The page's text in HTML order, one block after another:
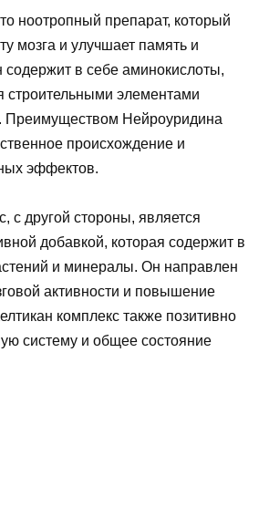
ноотропный препарат, который
мозга и улучшает память и
в себе аминокислоты,
строительными элементами
Преимуществом Нейроуридина
происхождение и
эффектов.
с другой стороны, является
добавкой, которая содержит в
и минералы. Он направлен
активности и повышение
комплекс также позитивно
систему и общее состояние